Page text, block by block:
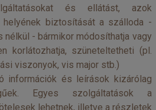
és ellátást, azok
helyének biztosítását a szálloda -
- bármikor módosíthatja vagy
korlátozhatja, szüneteltetheti (pl.
viszonyok, vis major stb.)
információk és leírások kizárólag
Egyes szolgáltatások a
lehetnek, illetve a részletek